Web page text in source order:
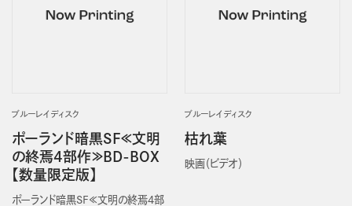
ブルーレイディスク
ポーランド暗黒SF≪文明
の終焉4部作≫BD-BOX
【数量限定版】
ポーランド暗黒SF≪文明の終焉4部
ブルーレイディスク
枯れ葉
映画（ビデオ）